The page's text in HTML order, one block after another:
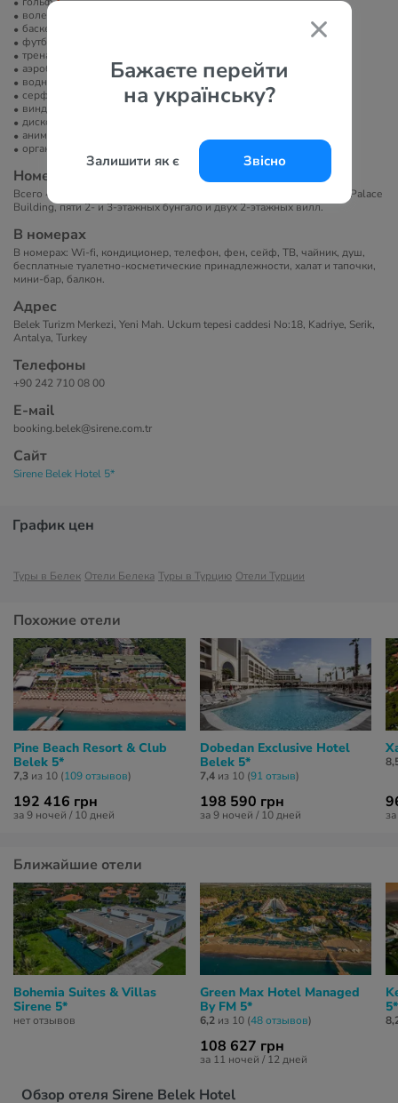
Бажаєте перейти
на українську?
Залишити як є Звісно
Обзор отеля Sirene Belek Hotel
волейбол
баскетбольная площадка
футбольное поле
тренажерный зал
аэробика
водные развлечения
серфинг
виндсерфинг
диско-клуб
анимация
организация экскурсий
Номера
Всего 426 номера. Отель состоит из 6-этажного основного здания Palace
Building, пяти 2- и 3-этажных бунгало и двух 2-этажных вилл.
В номерах
В номерах: Wi-fi, кондиционер, телефон, фен, сейф, ТВ, чайник, душ,
бесплатные туалетно-косметические принадлежности, халат и тапочки,
мини-бар, балкон.
Адрес
Belek Turizm Merkezi, Yeni Mah. Uckum tepesi caddesi No:18, Kadriye, Serik,
Antalya, Turkey
Телефоны
+90 242 710 08 00
Е-маil
booking.belek@sirene.com.tr
Сайт
Sirene Belek Hotel 5*
График цен
Туры в Белек Отели Белека Туры в Турцию Отели Турции
Похожие отели
Pine Beach Resort & Club
Belek 5*
7,3 из 10 (109 отзывов)
192 416 грн
за 9 ночей / 10 дней
Dobedan Exclusive Hotel
Belek 5*
7,4из 10 (91 отзыв)
198 590 грн
за 9 ночей / 10 дней
Ближайшие отели
Bohemia Suites & Villas
Sirene 5*
нет отзывов
Green Max Hotel Managed
By FM 5*
6,2из 10 (48 отзывов)
108 627 грн
за 11 ночей / 12 дней
5*